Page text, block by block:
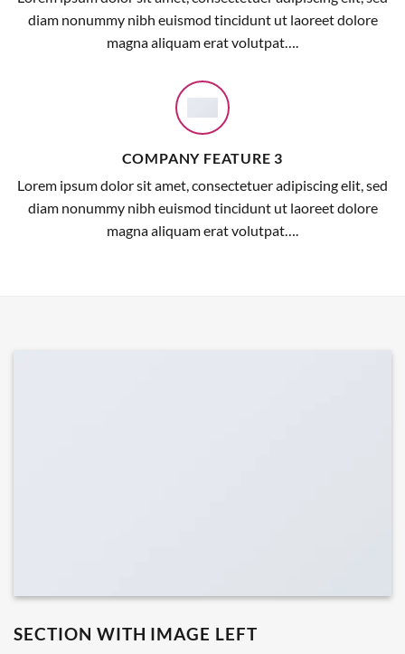
diam nonummy nibh euismod tincidunt ut laoreet dolore
magna aliquam erat volutpat….
COMPANY FEATURE 3
Lorem ipsum dolor sit amet, consectetuer adipiscing elit, sed
diam nonummy nibh euismod tincidunt ut laoreet dolore
magna aliquam erat volutpat….
SECTION WITH IMAGE LEFT